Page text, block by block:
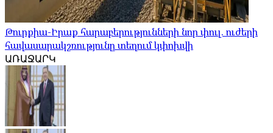
Թուրքիա-Իրաք հարաբերությունների նոր փուլ. ուժերի
հավասարակշռությունը տեղում կփոխվի
ԱՌԱՋԱՐԿ